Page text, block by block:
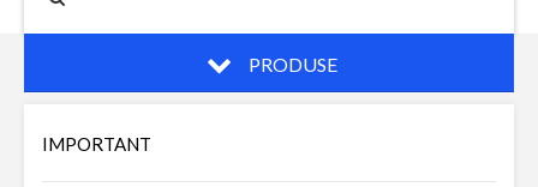
Contact
PRODUSE
IMPORTANT